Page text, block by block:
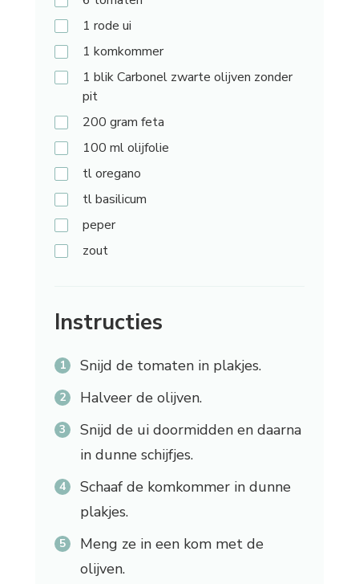
1 rode ui
1 komkommer
1 blik Carbonel zwarte olijven zonder
pit
200 gram feta
100 ml olijfolie
tloregano
tlbasilicum
peper
zout
Instructies
Snijd de tomaten in plakjes.
Halveer de olijven.
Snijd de ui doormidden en daarna
in dunne schijfjes.
Schaaf de komkommer in dunne
plakjes.
Meng ze in een kom met de
olijven.